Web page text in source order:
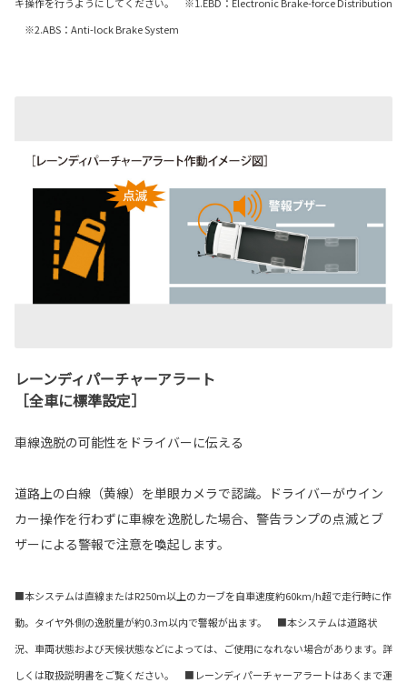
※2.ABS：Anti-lock Brake System
レーンディパーチャーアラート
［全車に標準設定］
車線逸脱の可能性をドライバーに伝える
道路上の白線（黄線）を単眼カメラで認識。ドライバーがウイン
カー操作を行わずに車線を逸脱した場合、警告ランプの点滅とブ
ザーによる警報で注意を喚起します。
■本システムは直線またはR250m以上のカーブを自車速度約60km/h超で走行時に作
動。タイヤ外側の逸脱量が約0.3m以内で警報が出ます。 ■本システムは道路状
況、車両状態および天候状態などによっては、ご使用になれない場合があります。詳
しくは取扱説明書をご覧ください。 ■レーンディパーチャーアラートはあくまで運